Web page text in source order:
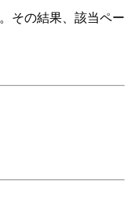
。その結果、該当ペー